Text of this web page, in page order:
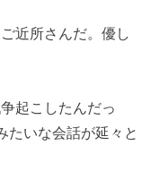
近所さんだ。優し
起こしたんだっ
たいな会話が延々と